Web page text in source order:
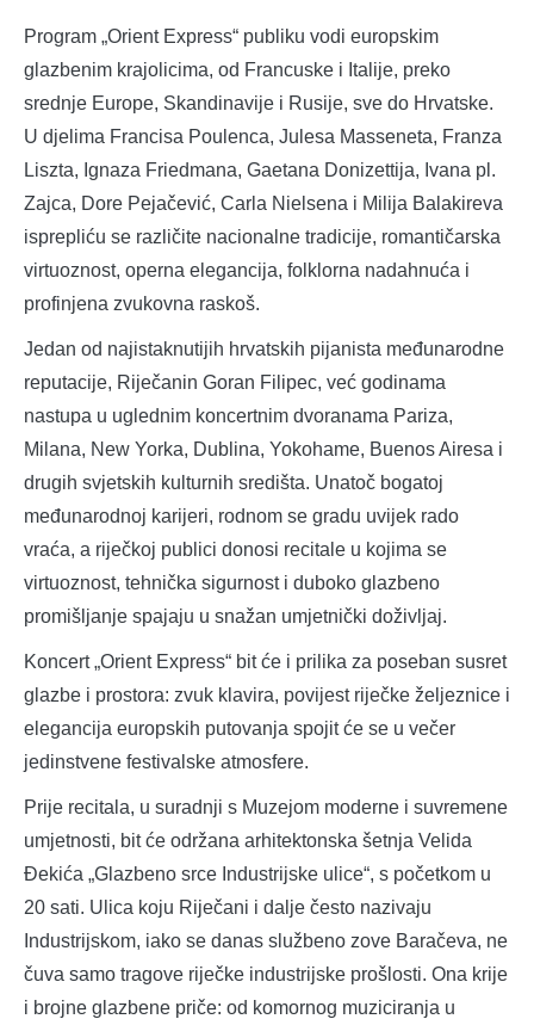
Program „Orient Express“ publiku vodi europskim
glazbenim krajolicima, od Francuske i Italije, preko
srednje Europe, Skandinavije i Rusije, sve do Hrvatske.
U djelima Francisa Poulenca, Julesa Masseneta, Franza
Liszta, Ignaza Friedmana, Gaetana Donizettija, Ivana pl.
Zajca, Dore Pejačević, Carla Nielsena i Milija Balakireva
isprepliću se različite nacionalne tradicije, romantičarska
virtuoznost, operna elegancija, folklorna nadahnuća i
profinjena zvukovna raskoš.
Jedan od najistaknutijih hrvatskih pijanista međunarodne
reputacije, Riječanin Goran Filipec, već godinama
nastupa u uglednim koncertnim dvoranama Pariza,
Milana, New Yorka, Dublina, Yokohame, Buenos Airesa i
drugih svjetskih kulturnih središta. Unatoč bogatoj
međunarodnoj karijeri, rodnom se gradu uvijek rado
vraća, a riječkoj publici donosi recitale u kojima se
virtuoznost, tehnička sigurnost i duboko glazbeno
promišljanje spajaju u snažan umjetnički doživljaj.
Koncert „Orient Express“ bit će i prilika za poseban susret
glazbe i prostora: zvuk klavira, povijest riječke željeznice i
elegancija europskih putovanja spojit će se u večer
jedinstvene festivalske atmosfere.
Prije recitala, u suradnji s Muzejom moderne i suvremene
umjetnosti, bit će održana arhitektonska šetnja Velida
Đekića „Glazbeno srce Industrijske ulice“, s početkom u
20 sati. Ulica koju Riječani i dalje često nazivaju
Industrijskom, iako se danas službeno zove Baračeva, ne
čuva samo tragove riječke industrijske prošlosti. Ona krije
i brojne glazbene priče: od komornog muziciranja u